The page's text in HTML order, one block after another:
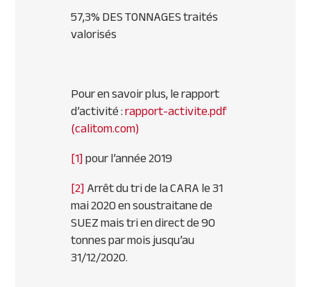
57,3% DES TONNAGES traités
valorisés
Pour en savoir plus, le rapport
d’activité :rapport-activite.pdf
(calitom.com)
[1]pour l’année 2019
[2]Arrêt du tri de la CARA le 31
mai 2020 en soustraitane de
SUEZ mais tri en direct de 90
tonnes par mois jusqu’au
31/12/2020.